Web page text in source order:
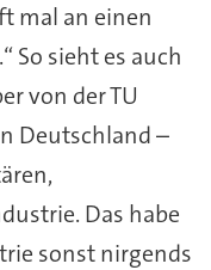
mal an einen
So sieht es auch
von der TU
Deutschland –
Das habe
sonst nirgends